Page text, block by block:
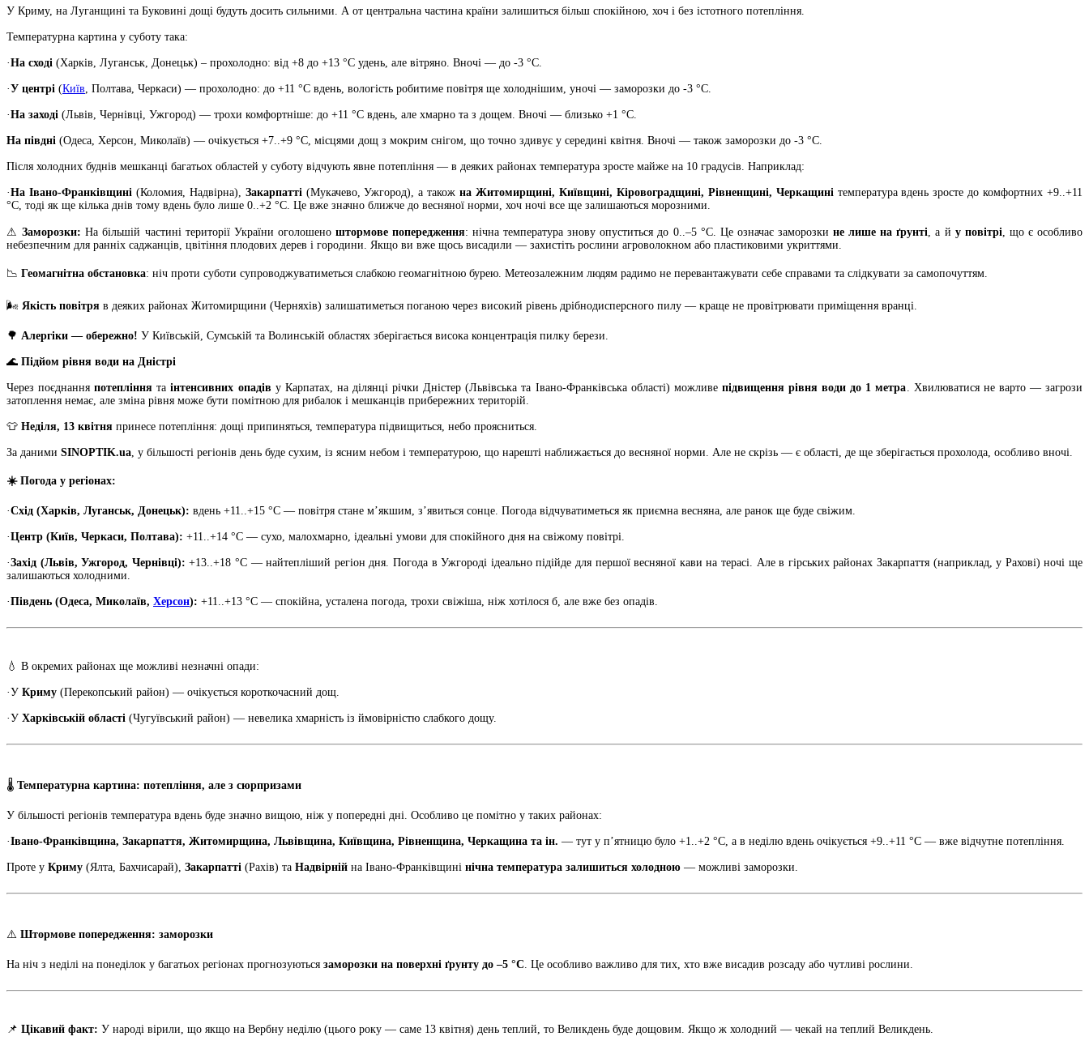
У Криму, на Луганщині та Буковині дощі будуть досить сильними. А от центральна частина країни залишиться більш спокійною, хоч і без істотного потепління.
Температурна картина у суботу така:
·На сході (Харків, Луганськ, Донецьк) – прохолодно: від +8 до +13 °C удень, але вітряно. Вночі — до -3 °C.
·У центрі (Київ , Полтава, Черкаси) — прохолодно: до +11 °C вдень, вологість робитиме повітря ще холоднішим, уночі — заморозки до -3 °C.
·На заході (Львів, Чернівці, Ужгород) — трохи комфортніше: до +11 °C вдень, але хмарно та з дощем. Вночі — близько +1 °C.
На півдні (Одеса, Херсон, Миколаїв) — очікується +7..+9 °C, місцями дощ з мокрим снігом, що точно здивує у середині квітня. Вночі — також заморозки до -3 °C.
Після холодних буднів мешканці багатьох областей у суботу відчують явне потепління — в деяких районах температура зросте майже на 10 градусів. Наприклад:
·На Івано-Франківщині (Коломия, Надвірна), Закарпатті (Мукачево, Ужгород), а такожна Житомирщині, Київщині, Кіровоградщині, Рівненщині, Черкащині температура вдень зросте до комфортних +9..+11
°C, тоді як ще кілька днів тому вдень було лише 0..+2 °C. Це вже значно ближче до весняної норми, хоч ночі все ще залишаються морозними.
⚠Заморозки:На більшій частині території України оголошено штормове попередження: нічна температура знову опуститься до 0..–5 °C. Це означає заморозкине лише на ґрунті , а й у повітрі , що є особливо
небезпечним для ранніх саджанців, цвітіння плодових дерев і городини. Якщо ви вже щось висадили — захистіть рослини агроволокном або пластиковими укриттями.
📉 Геомагнітна обстановка: ніч проти суботи супроводжуватиметься слабкою геомагнітною бурею. Метеозалежним людям радимо не перевантажувати себе справами та слідкувати за самопочуттям.
🌬 Якість повітря в деяких районах Житомирщини (Черняхів) залишатиметься поганою через високий рівень дрібнодисперсного пилу — краще не провітрювати приміщення вранці.
🌳 Алергіки — обережно! У Київській, Сумській та Волинській областях зберігається висока концентрація пилку берези.
🌊 Підйом рівня води на Дністрі
Через поєднанняпотепління таінтенсивних опадів у Карпатах, на ділянці річки Дністер (Львівська та Івано-Франківська області) можливе підвищення рівня води до 1 метра . Хвилюватися не варто — загрози
затоплення немає, але зміна рівня може бути помітною для рибалок і мешканців прибережних територій.
👕 Неділя, 13 квітня принесе потепління: дощі припиняться, температура підвищиться, небо проясниться.
За даними SINOPTIK.ua , у більшості регіонів день буде сухим, із ясним небом і температурою, що нарешті наближається до весняної норми. Але не скрізь — є області, де ще зберігається прохолода, особливо вночі.
☀️ Погода у регіонах:
·Схід (Харків, Луганськ, Донецьк): вдень +11..+15 °C — повітря стане м’якшим, з’явиться сонце. Погода відчуватиметься як приємна весняна, але ранок ще буде свіжим.
·Центр (Київ, Черкаси, Полтава): +11..+14 °C — сухо, малохмарно, ідеальні умови для спокійного дня на свіжому повітрі.
·Захід (Львів, Ужгород, Чернівці): +13..+18 °C — найтепліший регіон дня. Погода в Ужгороді ідеально підійде для першої весняної кави на терасі. Але в гірських районах Закарпаття (наприклад, у Рахові) ночі ще
залишаються холодними.
·Південь (Одеса, Миколаїв, Херсон): +11..+13 °C — спокійна, усталена погода, трохи свіжіша, ніж хотілося б, але вже без опадів.
💧 В окремих районах ще можливі незначні опади:
·У Криму (Перекопський район) — очікується короткочасний дощ.
·У Харківській області (Чугуївський район) — невелика хмарність із ймовірністю слабкого дощу.
🌡 Температурна картина: потепління, але з сюрпризами
У більшості регіонів температура вдень буде значно вищою, ніж у попередні дні. Особливо це помітно у таких районах:
·Івано-Франківщина, Закарпаття, Житомирщина, Львівщина, Київщина, Рівненщина, Черкащина та ін. — тут у п’ятницю було +1..+2 °C, а в неділю вдень очікується +9..+11 °C — вже відчутне потепління.
Проте у Криму (Ялта, Бахчисарай), Закарпатті (Рахів) та Надвірній на Івано-Франківщині нічна температура залишиться холодною — можливі заморозки.
⚠️ Штормове попередження: заморозки
На ніч з неділі на понеділок у багатьох регіонах прогнозуються заморозки на поверхні ґрунту до –5 °C . Це особливо важливо для тих, хто вже висадив розсаду або чутливі рослини.
📌 Цікавий факт: У народі вірили, що якщо на Вербну неділю (цього року — саме 13 квітня) день теплий, то Великдень буде дощовим. Якщо ж холодний — чекай на теплий Великдень.